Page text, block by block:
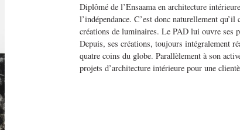
Diplômé de l’Ensaama en architecture
l’indépendance. C’est donc naturellement
créations de luminaires. Le PAD lui ouvre ses
Depuis, ses créations, toujours intégralement
quatre coins du globe. Parallèlement à son
projets d’architecture intérieure pour une